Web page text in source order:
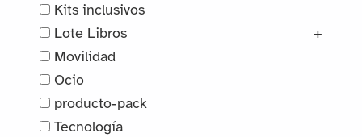
Kits inclusivos
Lote Libros
+
Movilidad
Ocio
producto-pack
Tecnología